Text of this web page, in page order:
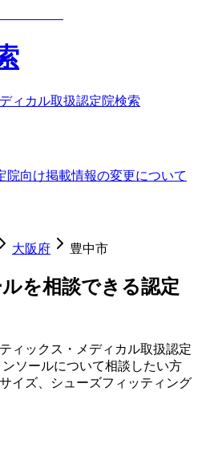
ィカル取扱認定院検索
院向け掲載情報の変更について
大阪府 豊中市
を相談できる認定
ィックス・メディカル取扱認定
ソールについて相談したい方
イズ、シューズフィッティング